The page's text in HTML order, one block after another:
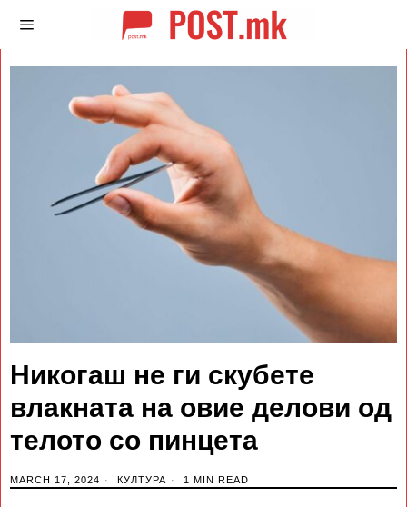
Никогаш не ги скубете
влакната на овие делови од
телото со пинцета
MARCH 17, 2024 КУЛТУРА 1 MIN READ